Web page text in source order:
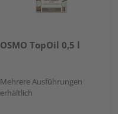
OSMO TopOil 0,5 l
Mehrere Ausführungen
erhältlich